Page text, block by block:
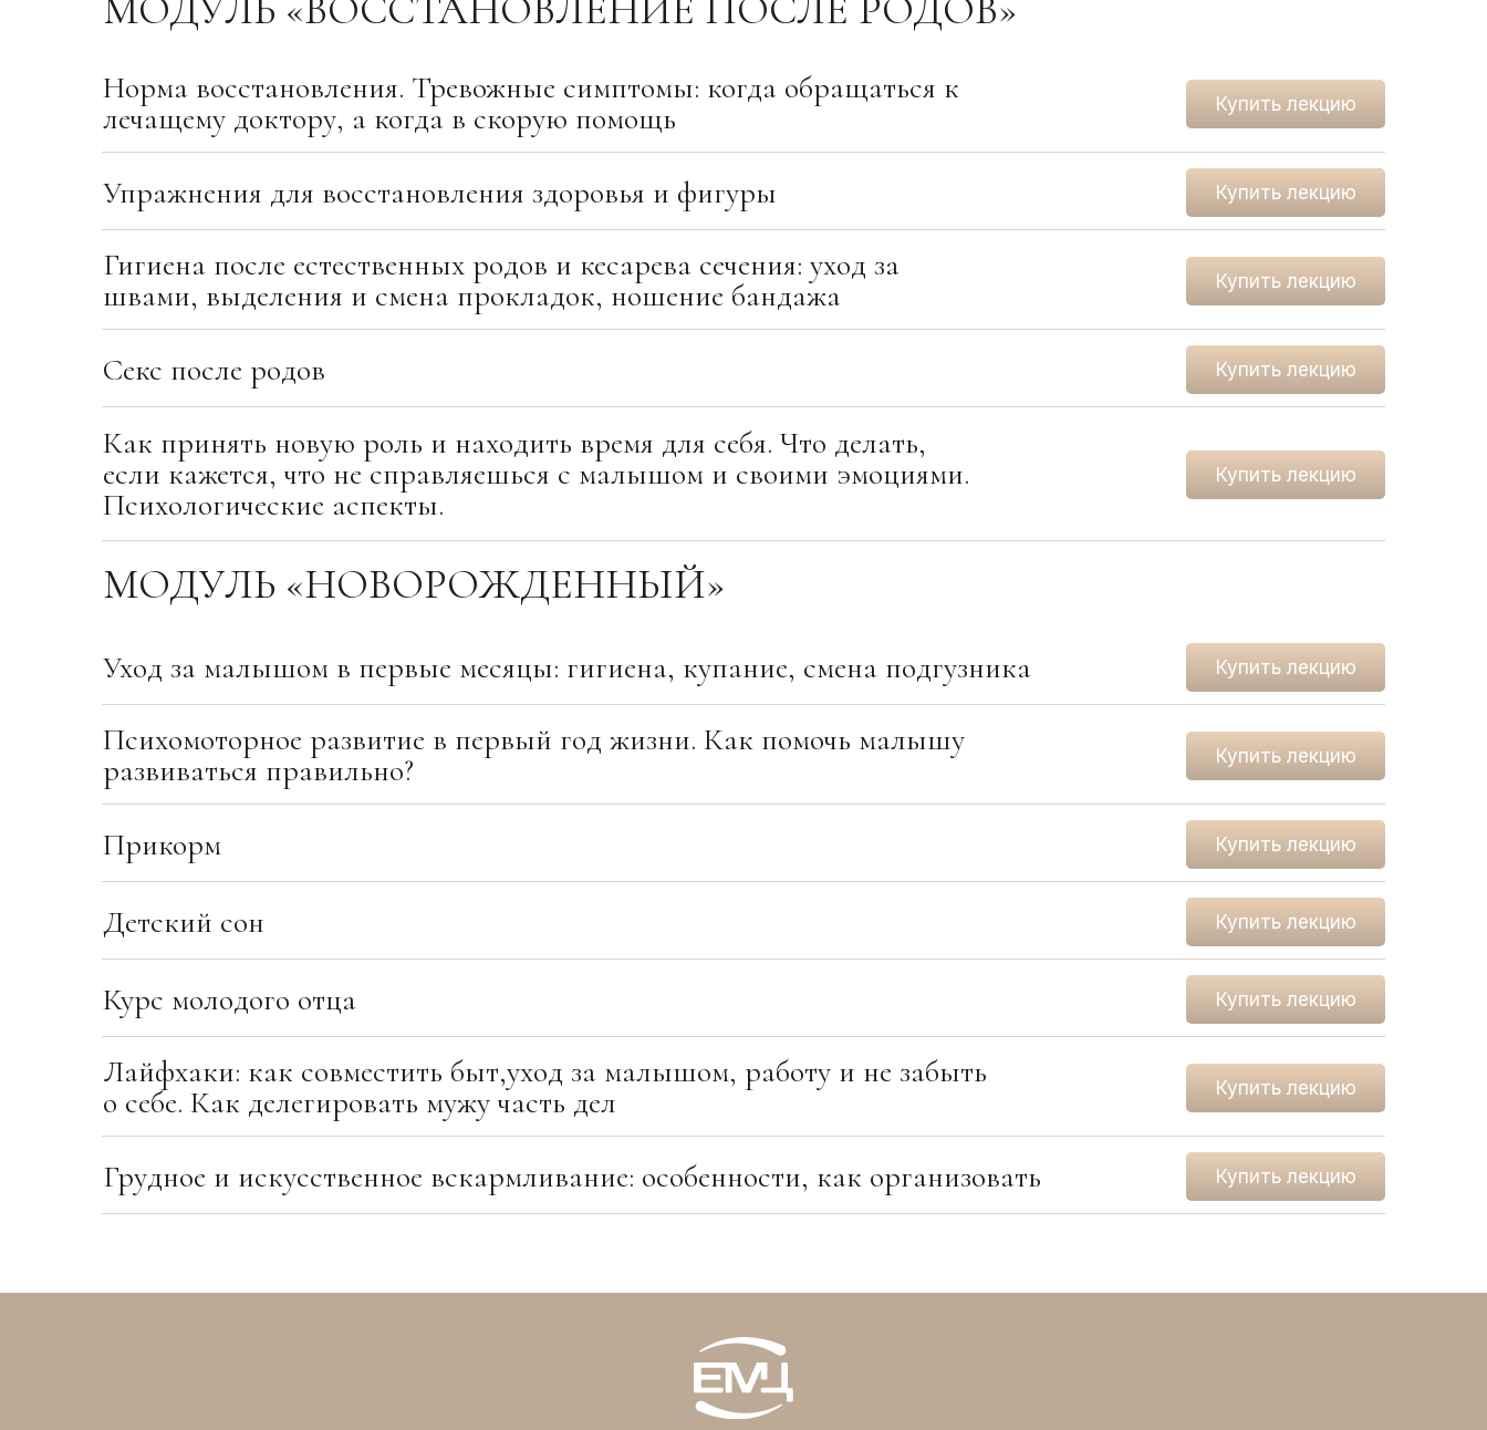
Купить лекцию
Норма восстановления. Тревожные симптомы: когда обращаться к
лечащему доктору, а когда в скорую помощь
Купить лекцию
Упражнения для восстановления здоровья и фигуры
Купить лекцию
Гигиена после естественных родов и кесарева сечения: уход за
швами, выделения и смена прокладок, ношение бандажа
Купить лекцию
Секс после родов
Купить лекцию
Как принять новую роль и находить время для себя. Что делать,
если кажется, что не справляешься с малышом и своими эмоциями.
Психологические аспекты.
МОДУЛЬ «НОВОРОЖДЕННЫЙ»
Купить лекцию
Уход за малышом в первые месяцы: гигиена, купание, смена подгузника
Купить лекцию
Психомоторное развитие в первый год жизни. Как помочь малышу
развиваться правильно?
Купить лекцию
Прикорм
Купить лекцию
Детский сон
Купить лекцию
Курс молодого отца
Купить лекцию
Лайфхаки: как совместить быт,уход за малышом, работу и не забыть
о себе. Как делегировать мужу часть дел
Купить лекцию
Грудное и искусственное вскармливание: особенности, как организовать